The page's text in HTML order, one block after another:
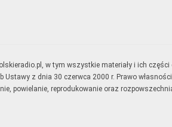
w tym wszystkie materiały i ich
Ustawy z dnia 30 czerwca 2000 r. Prawo
powielanie, reprodukowanie oraz